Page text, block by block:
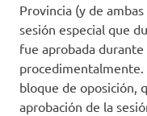
Provincia (y de
sesión especial que
fue aprobada
bloque de oposición,
aprobación de la